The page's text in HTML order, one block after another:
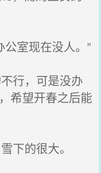
室现在没人。”
行，可是没办
希望开春之后能
下的很大。